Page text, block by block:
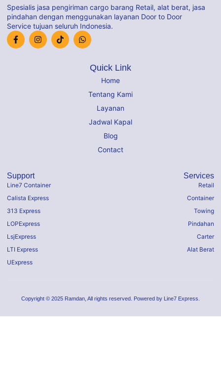
Spesialis jasa pengiriman cargo barang Retail, alat berat, jasa
pindahan dengan menggunakan layanan Door to Door
Service tujuan seluruh Indonesia.
Quick Link
Home
Tentang Kami
Layanan
Jadwal Kapal
Blog
Contact
Support
Line7 Container
Calista Express
313 Express
LOPExpress
LsjExpress
LTI Express
UExpress
Services
Retail
Container
Towing
Pindahan
Carter
Alat Berat
Copyright © 2025 Ramdan, All rights reserved. Powered by Line7 Express.